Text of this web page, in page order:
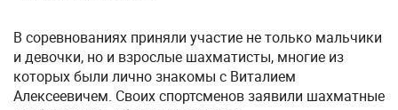
В соревнованиях приняли участие не только мальчики
и девочки, но и взрослые шахматисты, многие из
которых были лично знакомы с Виталием
Алексеевичем. Своих спортсменов заявили шахматные